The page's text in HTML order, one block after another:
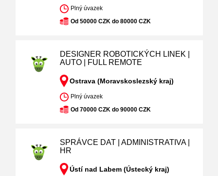
Plný úvazek
Od 50000 CZK do 80000 CZK
DESIGNER ROBOTICKÝCH LINEK |
AUTO | FULL REMOTE
Ostrava (Moravskoslezský kraj)
Plný úvazek
Od 70000 CZK do 90000 CZK
SPRÁVCE DAT | ADMINISTRATIVA |
HR
Ústí nad Labem (Ústecký kraj)